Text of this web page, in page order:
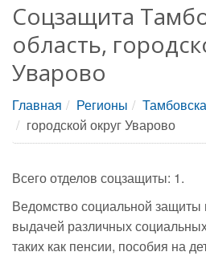
Соцзащита
область,
Уварово
Главная Регионы
городской округ Уварово
Всего отделов соцзащиты: 1.
Ведомство социальной защиты
выдачей различных
таких как пенсии, пособия на